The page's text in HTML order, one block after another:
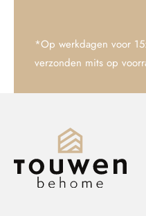
*Op werkdagen voor
verzonden mits op